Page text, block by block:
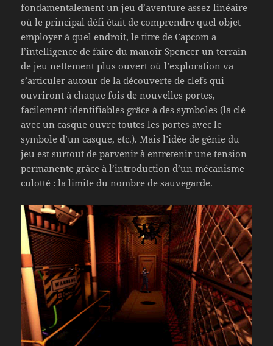
fondamentalement un jeu d’aventure assez linéaire
où le principal défi était de comprendre quel objet
employer à quel endroit, le titre de Capcom a
l’intelligence de faire du manoir Spencer un terrain
de jeu nettement plus ouvert où l’exploration va
s’articuler autour de la découverte de clefs qui
ouvriront à chaque fois de nouvelles portes,
facilement identifiables grâce à des symboles (la clé
avec un casque ouvre toutes les portes avec le
symbole d’un casque, etc.). Mais l’idée de génie du
jeu est surtout de parvenir à entretenir une tension
permanente grâce à l’introduction d’un mécanisme
culotté : la limite du nombre de sauvegarde.